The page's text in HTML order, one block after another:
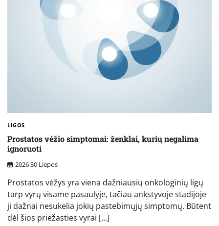
LIGOS
Prostatos vėžio simptomai: ženklai, kurių negalima
ignoruoti
2026 30 Liepos
Prostatos vėžys yra viena dažniausių onkologinių ligų
tarp vyrų visame pasaulyje, tačiau ankstyvoje stadijoje
ji dažnai nesukelia jokių pastebimųjų simptomų. Būtent
dėl šios priežasties vyrai […]